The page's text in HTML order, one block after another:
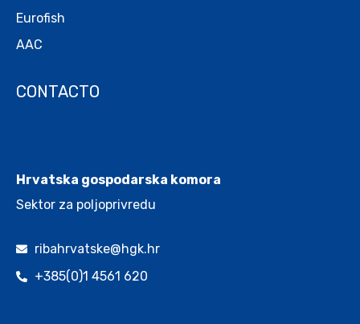
Eurofish
AAC
CONTACTO
Hrvatska gospodarska komora
Sektor za poljoprivredu
ribahrvatske@hgk.hr
+385(0)1 4561 620